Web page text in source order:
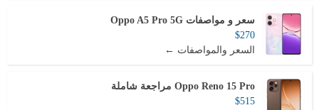
سعر و مواصفات Oppo A5 Pro 5G
$270
السعر والمواصفات ←
Oppo Reno 15 Pro مراجعة شاملة
$515